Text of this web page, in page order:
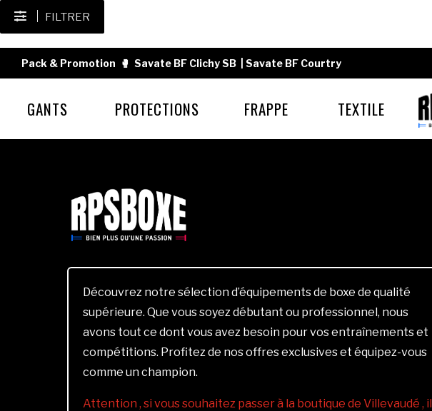
FILTRER
Pack & Promotion 🥊 Savate BF Clichy SB Savate BF Courtry
GANTS PROTECTIONS FRAPPE TEXTILE
Découvrez notre sélection d’équipements de boxe de qualité
supérieure. Que vous soyez débutant ou professionnel, nous
avons tout ce dont vous avez besoin pour vos entraînements et
compétitions. Profitez de nos offres exclusives et équipez-vous
comme un champion.
Attention , si vous souhaitez passer à la boutique de Villevaudé , il